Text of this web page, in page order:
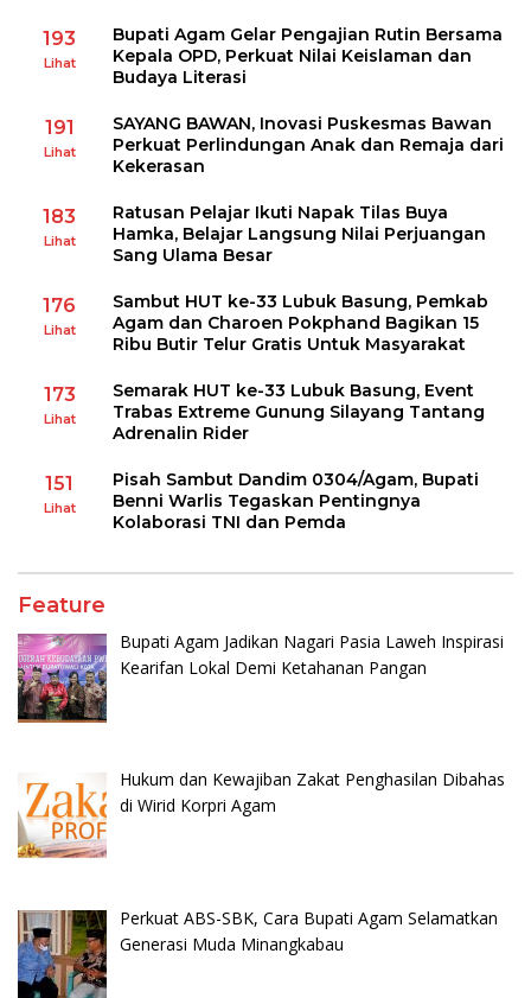
193
Lihat
Bupati Agam Gelar Pengajian Rutin Bersama
Kepala OPD, Perkuat Nilai Keislaman dan
Budaya Literasi
191
Lihat
SAYANG BAWAN, Inovasi Puskesmas Bawan
Perkuat Perlindungan Anak dan Remaja dari
Kekerasan
183
Lihat
Ratusan Pelajar Ikuti Napak Tilas Buya
Hamka, Belajar Langsung Nilai Perjuangan
Sang Ulama Besar
176
Lihat
Sambut HUT ke-33 Lubuk Basung, Pemkab
Agam dan Charoen Pokphand Bagikan 15
Ribu Butir Telur Gratis Untuk Masyarakat
173
Lihat
Semarak HUT ke-33 Lubuk Basung, Event
Trabas Extreme Gunung Silayang Tantang
Adrenalin Rider
151
Lihat
Pisah Sambut Dandim 0304/Agam, Bupati
Benni Warlis Tegaskan Pentingnya
Kolaborasi TNI dan Pemda
Feature
Bupati Agam Jadikan Nagari Pasia Laweh Inspirasi
Kearifan Lokal Demi Ketahanan Pangan
Hukum dan Kewajiban Zakat Penghasilan Dibahas
di Wirid Korpri Agam
Perkuat ABS-SBK, Cara Bupati Agam Selamatkan
Generasi Muda Minangkabau